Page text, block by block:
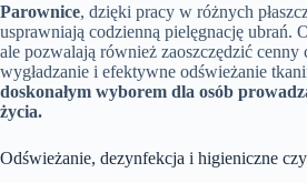
Parownice, dzięki pracy w różnych
usprawniają codzienną pielęgnację ubrań.
ale pozwalają również zaoszczędzić
wygładzanie i efektywne odświeżanie
doskonałym wyborem dla osób
życia.
Odświeżanie, dezynfekcja i higieniczne